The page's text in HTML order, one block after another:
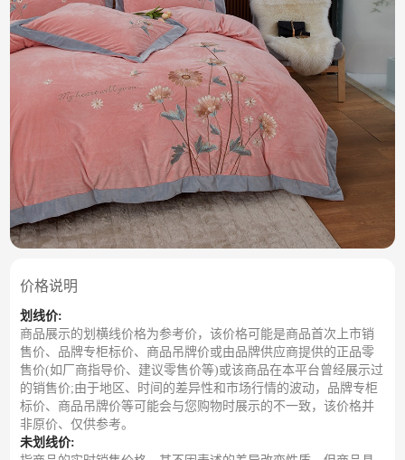
价格说明
划线价:
商品展示的划横线价格为参考价，该价格可能是商品首次上市销
售价、品牌专柜标价、商品吊牌价或由品牌供应商提供的正品零
售价(如厂商指导价、建议零售价等)或该商品在本平台曾经展示过
的销售价;由于地区、时间的差异性和市场行情的波动，品牌专柜
标价、商品吊牌价等可能会与您购物时展示的不一致，该价格并
非原价、仅供参考。
未划线价: